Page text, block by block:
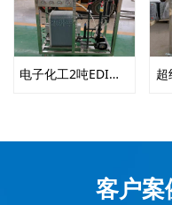
电子化工2吨EDI膜块成套机组 超
客户案